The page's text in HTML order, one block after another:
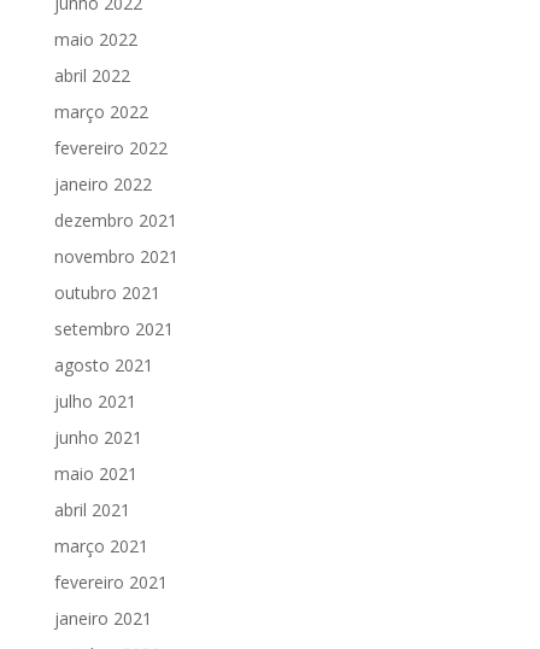
maio 2022
abril 2022
março 2022
fevereiro 2022
janeiro 2022
dezembro 2021
novembro 2021
outubro 2021
setembro 2021
agosto 2021
julho 2021
junho 2021
maio 2021
abril 2021
março 2021
fevereiro 2021
janeiro 2021